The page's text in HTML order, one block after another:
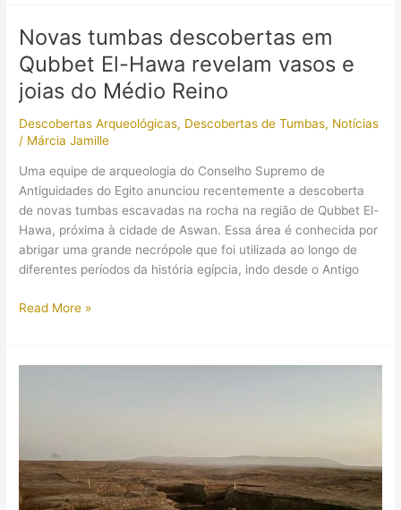
em
tumbas
de
cerca
de
2.000
Egito!
Novas tumbas descobertas em
Qubbet El-Hawa revelam vasos e
joias do Médio Reino
Descobertas Arqueológicas, Descobertas de Tumbas, Notícias
/ Márcia Jamille
Uma equipe de arqueologia do Conselho Supremo de
Antiguidades do Egito anunciou recentemente a descoberta
de novas tumbas escavadas na rocha na região de Qubbet El-
Hawa, próxima à cidade de Aswan. Essa área é conhecida por
abrigar uma grande necrópole que foi utilizada ao longo de
diferentes períodos da história egípcia, indo desde o Antigo
Novas
em
vasos
e
joias
Read More »